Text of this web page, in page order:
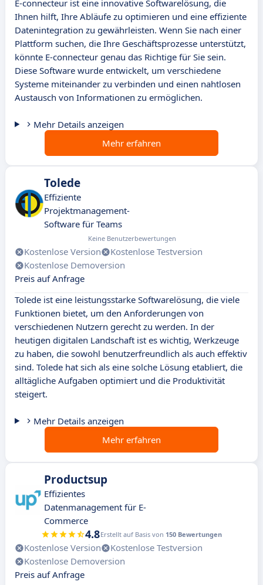
E-connecteur ist eine innovative Softwarelösung, die
Ihnen hilft, Ihre Abläufe zu optimieren und eine effiziente
Datenintegration zu gewährleisten. Wenn Sie nach einer
Plattform suchen, die Ihre Geschäftsprozesse unterstützt,
könnte E-connecteur genau das Richtige für Sie sein.
Diese Software wurde entwickelt, um verschiedene
Systeme miteinander zu verbinden und einen nahtlosen
Austausch von Informationen zu ermöglichen.
Mehr Details anzeigen
Mehr erfahren
Tolede
Effiziente
Projektmanagement-
Software für Teams
Keine Benutzerbewertungen
Kostenlose Version
Kostenlose Testversion
Kostenlose Demoversion
Preis auf Anfrage
Tolede ist eine leistungsstarke Softwarelösung, die viele
Funktionen bietet, um den Anforderungen von
verschiedenen Nutzern gerecht zu werden. In der
heutigen digitalen Landschaft ist es wichtig, Werkzeuge
zu haben, die sowohl benutzerfreundlich als auch effektiv
sind. Tolede hat sich als eine solche Lösung etabliert, die
alltägliche Aufgaben optimiert und die Produktivität
steigert.
Mehr Details anzeigen
Mehr erfahren
Productsup
Effizientes
Datenmanagement für E-
Commerce
4.8Erstellt auf Basis von 150 Bewertungen
Kostenlose Version
Kostenlose Testversion
Kostenlose Demoversion
Preis auf Anfrage